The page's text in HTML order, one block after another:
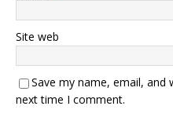
Site web
Save my name, email,
next time I comment.